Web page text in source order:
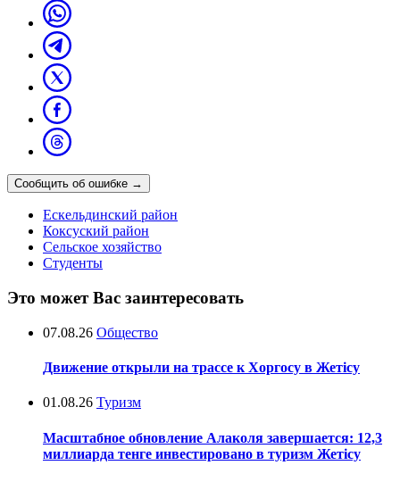
Сообщить об ошибке →
Ескельдинский район
Коксуский район
Сельское хозяйство
Студенты
Это может Вас заинтересовать
07.08.26 Общество
Движение открыли на трассе к Хоргосу в Жетісу
01.08.26 Туризм
Масштабное обновление Алаколя завершается: 12,3
миллиарда тенге инвестировано в туризм Жетісу